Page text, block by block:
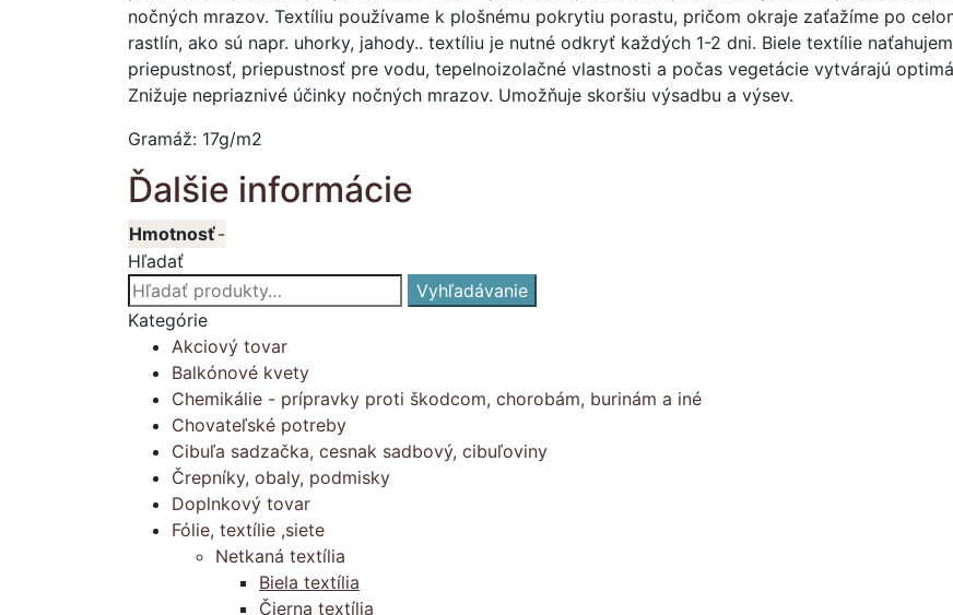
nočných mrazov. Textíliu používame k plošnému pokrytiu porastu, pričom okraje zaťažíme po
rastlín, ako sú napr. uhorky, jahody.. textíliu je nutné odkryť každých 1-2 dni. Biele textílie
priepustnosť, priepustnosť pre vodu, tepelnoizolačné vlastnosti a počas vegetácie vytvárajú
Znižuje nepriaznivé účinky nočných mrazov. Umožňuje skoršiu výsadbu a výsev.
Gramáž: 17g/m2
Ďalšie informácie
Hmotnosť-
Hľadať
Hľadať:
Vyhľadávanie
Kategórie
Akciový tovar
Balkónové kvety
Chemikálie - prípravky proti škodcom, chorobám, burinám a iné
Chovateľské potreby
Cibuľa sadzačka, cesnak sadbový, cibuľoviny
Črepníky, obaly, podmisky
Doplnkový tovar
Fólie, textílie ,siete
Netkaná textília
Biela textília
Čierna textília